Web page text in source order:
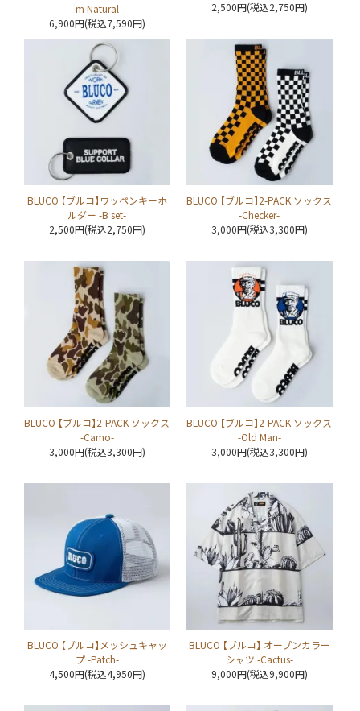
m Natural
6,900円(税込7,590円)
2,500円(税込2,750円)
BLUCO 【ブルコ】ワッペンキーホ
ルダー -B set-
2,500円(税込2,750円)
BLUCO 【ブルコ】2-PACK ソックス
-Checker-
3,000円(税込3,300円)
BLUCO 【ブルコ】2-PACK ソックス
-Camo-
3,000円(税込3,300円)
BLUCO 【ブルコ】2-PACK ソックス
-Old Man-
3,000円(税込3,300円)
BLUCO 【ブルコ】メッシュキャッ
プ -Patch-
4,500円(税込4,950円)
BLUCO 【ブルコ】 オープンカラー
シャツ -Cactus-
9,000円(税込9,900円)